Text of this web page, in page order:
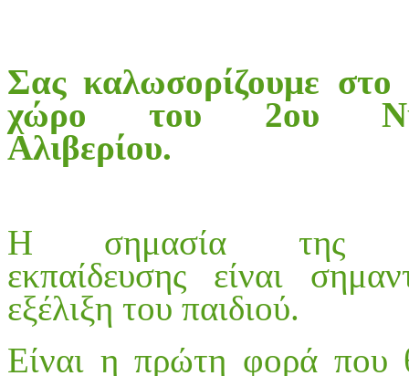
Σας καλωσορίζουμε στο
χώρο του 2ου
Αλιβερίου.
Η σημασία της
εκπαίδευσης είναι
εξέλιξη του παιδιού.
Είναι η πρώτη φορά που